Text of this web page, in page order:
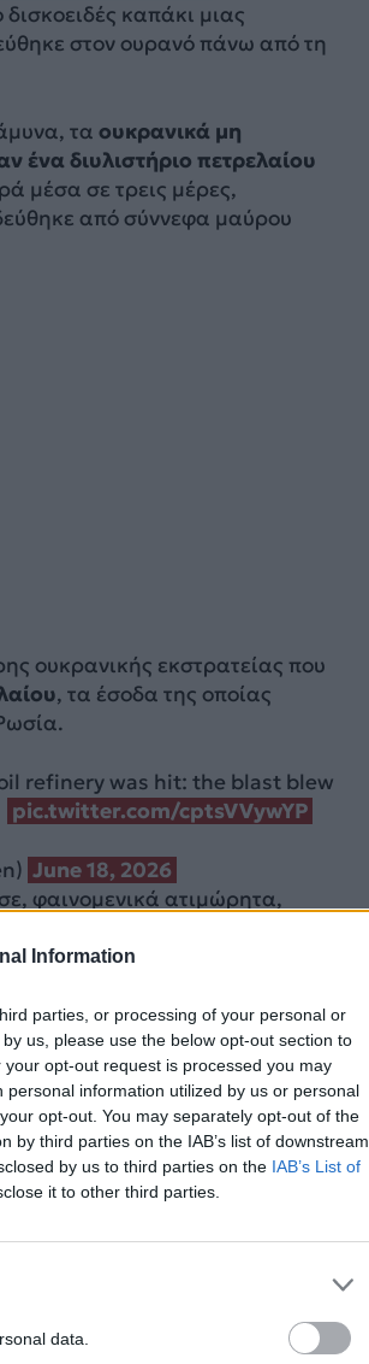
Information
parties, or processing of your personal or
us, please use the below opt-out section to
opt-out request is processed you may
information utilized by us or personal
opt-out. You may separately opt-out of the
by third parties on the IAB’s list of downstream
by us to third parties on the IAB’s List of
it to other third parties.
data.
καπάκι μιας
στον ουρανό πάνω από τη
τα ουκρανικά μη
διυλιστήριο πετρελαίου
μέσα σε τρεις μέρες,
από σύννεφα μαύρου
ουκρανικής εκστρατείας που
, τα έσοδα της oποίας
refinery was hit: the blast blew
pic.twitter.com/cptsVVywYP
June 18, 2026
φαινομενικά ατιμώρητα,
από το Κρεμλίνο, η Ουκρανία